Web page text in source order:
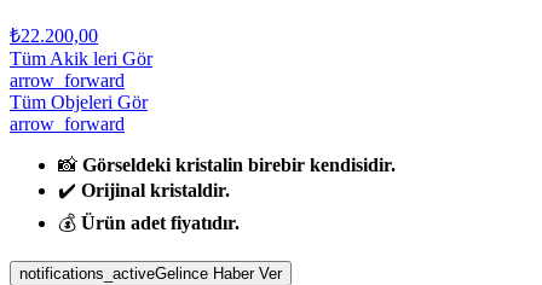
₺22.200,00
Tüm Akik leri Gör
arrow_forward
Tüm Objeleri Gör
arrow_forward
📸 Görseldeki kristalin birebir kendisidir.
✔️ Orijinal kristaldir.
💰 Ürün adet fiyatıdır.
notifications_activeGelince Haber Ver